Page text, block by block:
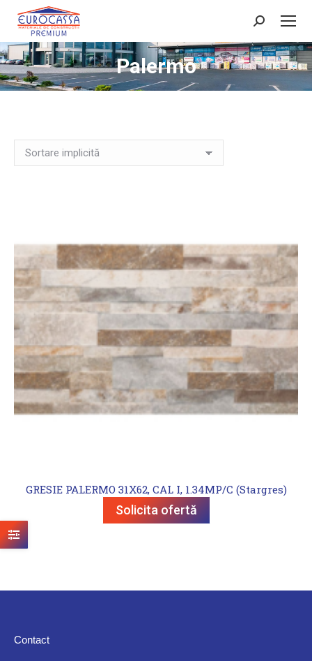
Search:
Palermo
GRESIE PALERMO 31X62, CAL I, 1.34MP/C (Stargres)
Solicita ofertă
Contact